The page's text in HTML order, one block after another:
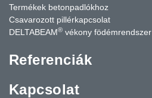
Termékek betonpadlókhoz
Csavarozott pillérkapcsolat
DELTABEAM® vékony födémrendszer
Referenciák
Kapcsolat